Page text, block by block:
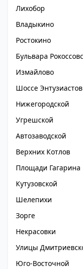
Лихобор
Владыкино
Ростокино
Бульвара
Измайлово
Шоссе Энтузиастов
Нижегородской
Угрешской
Автозаводской
Верхних Котлов
Площади Гагарина
Кутузовской
Шелепихи
Зорге
Некрасовки
Улицы
Юго-Восточной